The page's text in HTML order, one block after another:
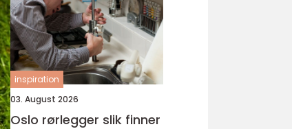
inspiration
03. August 2026
Oslo rørlegger slik finner